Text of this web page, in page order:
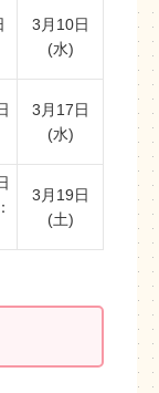
3月10日
(水)
3月17日
(水)
3月19日
(土)